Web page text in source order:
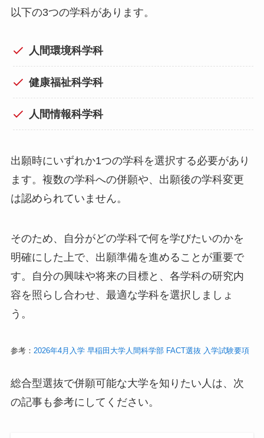
以下の3つの学科があります。
人間環境科学科
健康福祉科学科
人間情報科学科
出願時にいずれか1つの学科を選択する必要があり
ます。複数の学科への併願や、出願後の学科変更
は認められていません。
そのため、自分がどの学科で何を学びたいのかを
明確にした上で、出願準備を進めることが重要で
す。自分の興味や将来の目標と、各学科の研究内
容を照らし合わせ、最適な学科を選択しましょ
う。
参考： 2026年4月入学 早稲田大学人間科学部 FACT選抜 入学試験要項
総合型選抜で併願可能な大学を知りたい人は、次
の記事も参考にしてください。